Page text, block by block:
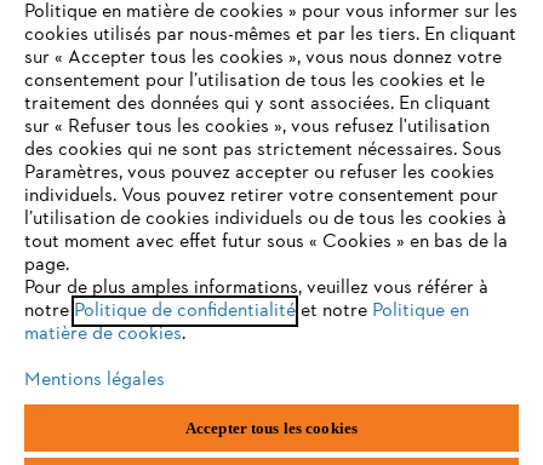
VOTRE NAVIGATEUR INTERNET
N'EST PLUS PRIS EN CHARGE
Vous utilisez un navigateur Internet que nous ne prenons plus
en charge, et certaines fonctionnalités de notre site ne
peuvent fonctionner correctement. Pour une utilisation
optimale de notre site, nous vous recommandons de passer à
l'un des navigateurs suivants :
firefox chrome
Politique en matière de cookies » pour vous informer sur les
cookies utilisés par nous-mêmes et par les tiers. En cliquant
sur « Accepter tous les cookies », vous nous donnez votre
consentement pour l’utilisation de tous les cookies et le
traitement des données qui y sont associées. En cliquant
sur « Refuser tous les cookies », vous refusez l'utilisation
des cookies qui ne sont pas strictement nécessaires. Sous
Paramètres, vous pouvez accepter ou refuser les cookies
individuels. Vous pouvez retirer votre consentement pour
l’utilisation de cookies individuels ou de tous les cookies à
tout moment avec effet futur sous « Cookies » en bas de la
page.
Pour de plus amples informations, veuillez vous référer à
notre Politique de confidentialitéet notre Politique en
matière de cookies.
Mentions légales
Accepter tous les cookies